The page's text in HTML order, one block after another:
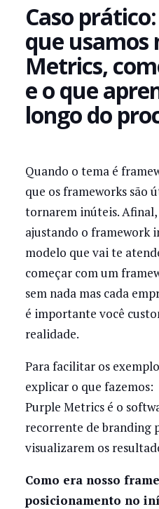
Caso
que usamos
Metrics,
e o que
longo do
Quando o tema é
que os frameworks são
tornarem inúteis.
ajustando o framework
modelo que vai te
começar com um
sem nada mas cada
é importante você
realidade.
Para facilitar os
explicar o que fazemos:
Purple Metrics é o
recorrente de branding
visualizarem os
Como era nosso
posicionamento no